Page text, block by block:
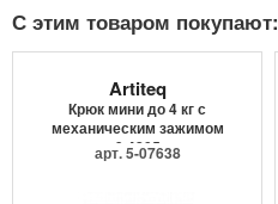
С этим товаром покупают:
Artiteq
Крюк мини до 4 кг с
механическим зажимом
9.4205
арт. 5-07638